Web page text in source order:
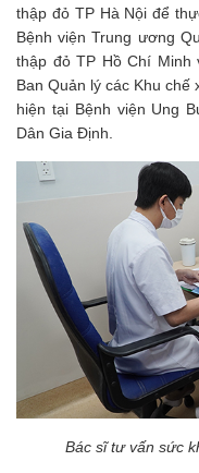
thập đỏ TP Hà Nội để
Bệnh viện Trung ương
thập đỏ TP Hồ Chí Minh
Ban Quản lý các Khu
hiện tại Bệnh viện Ung
Dân Gia Định.
Bác sĩ tư vấn sức